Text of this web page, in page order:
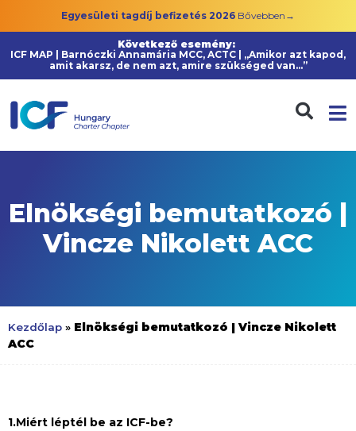
Egyesületi tagdíj befizetés 2026 Bővebben→
Következő esemény:
ICF MAP | Barnóczki Annamária MCC, ACTC | „Amikor azt kapod,
amit akarsz, de nem azt, amire szükséged van…”
Elnökségi bemutatkozó |
Vincze Nikolett ACC
Kezdőlap » Elnökségi bemutatkozó | Vincze Nikolett
ACC
1.Miért léptél be az ICF-be?